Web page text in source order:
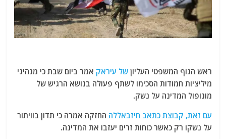
ראש הגוף המשפטי העליוןשל עיראק אמר ביום שבת כי מנהיגי
מיליציות חמודות הסכימו לשתף פעולה בנושא הרגיש של
מונופול המדינה על נשק.
עם זאת, קבוצת כתאב חיזבאללה החזקה אמרה כי תדון בוויתור
על נשקו רק כאשר כוחות זרים יעזבו את המדינה.